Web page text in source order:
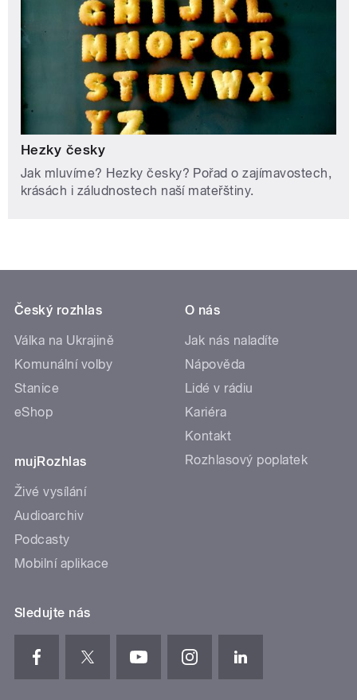
Hezky česky
Jak mluvíme? Hezky česky? Pořad o zajímavostech,
krásách i záludnostech naší mateřštiny.
Český rozhlas
Válka na Ukrajině
Komunální volby
Stanice
eShop
mujRozhlas
Živé vysílání
Audioarchiv
Podcasty
Mobilní aplikace
O nás
Jak nás naladíte
Nápověda
Lidé v rádiu
Kariéra
Kontakt
Rozhlasový poplatek
Sledujte nás